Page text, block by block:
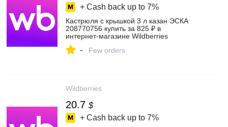
+ Cash back up to 7%
Кастрюля с крышкой 3 л казан ЭСКА
208770756 купить за 825 ₽ в
интернет‑магазине Wildberries
- Few orders
Wildberries
20.7 $
+ Cash back up to 7%